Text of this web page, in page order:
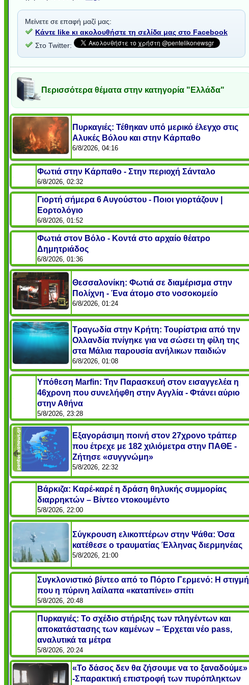
Μείνετε σε επαφή μαζί μας:
Κάντε like κι ακολουθήστε τη σελίδα μας στο Facebook
Στο Twitter:
Περισσότερα θέματα στην κατηγορία "Ελλάδα"
Πυρκαγιές: Τέθηκαν υπό μερικό έλεγχο στις
Αλυκές Βόλου και στην Κάρπαθο
6/8/2026, 04:16
Φωτιά στην Κάρπαθο - Στην περιοχή Σάνταλο
6/8/2026, 02:32
Γιορτή σήμερα 6 Αυγούστου - Ποιοι γιορτάζουν |
Εορτολόγιο
6/8/2026, 01:52
Φωτιά στον Βόλο - Κοντά στο αρχαίο θέατρο
Δημητριάδος
6/8/2026, 01:36
Θεσσαλονίκη: Φωτιά σε διαμέρισμα στην
Πολίχνη - Ένα άτομο στο νοσοκομείο
6/8/2026, 01:24
Τραγωδία στην Κρήτη: Τουρίστρια από την
Ολλανδία πνίγηκε για να σώσει τη φίλη της
στα Μάλια παρουσία ανήλικων παιδιών
6/8/2026, 01:08
Υπόθεση Marfin: Την Παρασκευή στον εισαγγελέα η
46χρονη που συνελήφθη στην Αγγλία - Φτάνει αύριο
στην Αθήνα
5/8/2026, 23:28
Εξαγοράσιμη ποινή στον 27χρονο τράπερ
που έτρεχε με 182 χιλιόμετρα στην ΠΑΘΕ -
Ζήτησε «συγγνώμη»
5/8/2026, 22:32
Βάρκιζα: Καρέ-καρέ η δράση θηλυκής συμμορίας
διαρρηκτών – Βίντεο ντοκουμέντο
5/8/2026, 22:00
Σύγκρουση ελικοπτέρων στην Ψάθα: Όσα
κατέθεσε ο τραυματίας Έλληνας διερμηνέας
5/8/2026, 21:00
Συγκλονιστικό βίντεο από το Πόρτο Γερμενό: Η στιγμή
που η πύρινη λαίλαπα «καταπίνει» σπίτι
5/8/2026, 20:48
Πυρκαγιές: Το σχέδιο στήριξης των πληγέντων και
αποκατάστασης των καμένων – Έρχεται νέο pass,
αναλυτικά τα μέτρα
5/8/2026, 20:24
«Το δάσος δεν θα ζήσουμε να το ξαναδούμε»
-Σπαρακτική επιστροφή των πυρόπληκτων